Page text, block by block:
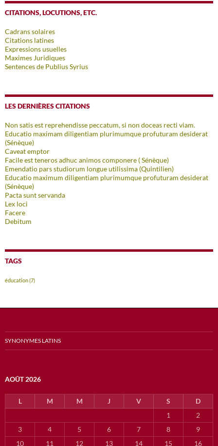
CITATIONS, LOCUTIONS, ETC.
Cadrans solaires
Citations latines
Expressions usuelles
Maximes Juridiques
Sentences de Publius Syrius
LES DERNIÈRES CITATIONS
Non satis est reprehendisse peccatum, si non doceas recti viam.
Educatio maximam diligentiam plurimumque profuturam desiderat
(Sénèque)
Caveat emptor
Facile est teneros adhuc animos componere ( Sénèque)
Emendatio pars studiorum longue utilissima (Quintilien)
Educatio maximum diligentiam plurimumque profuturam desiderat
(Sénèque)
Pacta sunt servanda
Lex loci
Facere
Debitum
TAGS
éducation(7)
SYNONYMES LATINS
AOÛT 2026
L M M J V S
D
1
2
3
4 5 6 7 8
9
10
11 12 13 14 15 16